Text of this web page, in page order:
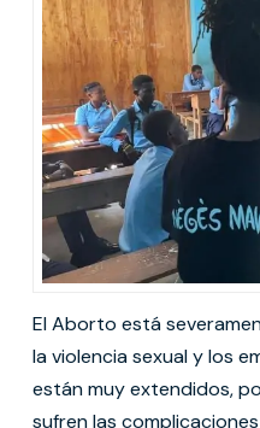
El Aborto está
la violencia sexual y los
están muy extendidos,
sufren las